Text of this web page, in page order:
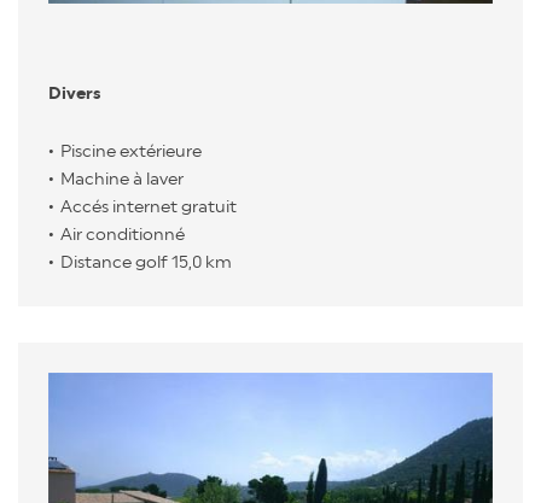
Divers
Piscine extérieure
Machine à laver
Accés internet gratuit
Air conditionné
Distance golf 15,0 km